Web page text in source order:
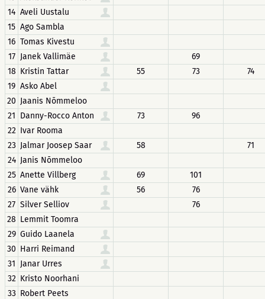
14 Aveli Uustalu
15 Ago Sambla
16 Tomas Kivestu
17 Janek Vallimäe
69
18 Kristin Tattar 55 73
74
19 Asko Abel
20 Jaanis Nõmmeloo
21 Danny-Rocco Anton 73
96
22 Ivar Rooma
23 Jalmar Joosep Saar 58
71
24 Janis Nõmmeloo
25 Anette Villberg 69
101
26 Vane vähk 56
76
27 Silver Selliov
76
28 Lemmit Toomra
29 Guido Laanela
30 Harri Reimand
31 Janar Urres
32 Kristo Noorhani
33 Robert Peets